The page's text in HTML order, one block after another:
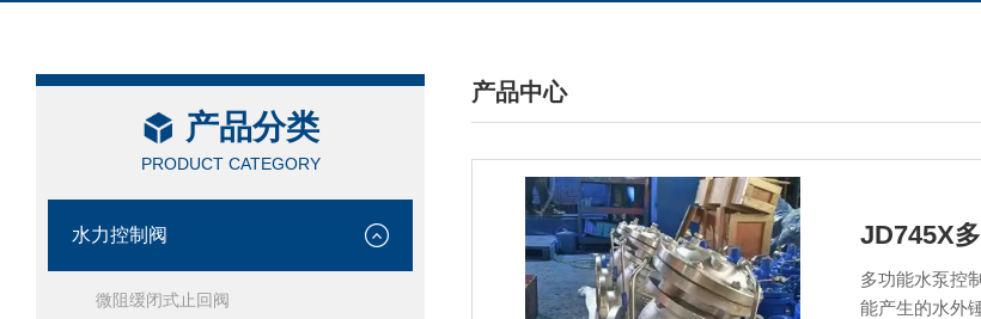
产品分类
PRODUCT CATEGORY
水力控制阀
微阻缓闭式止回阀
产品中心
/ PRODUCTS CENTER
JD745X
多功能水泵控
能产生的水外